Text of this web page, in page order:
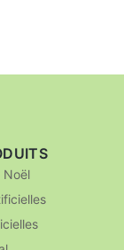
Noël